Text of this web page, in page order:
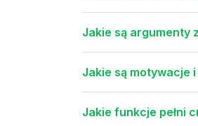
Jakie są argumenty
Jakie są motywacje
Jakie funkcje pełni